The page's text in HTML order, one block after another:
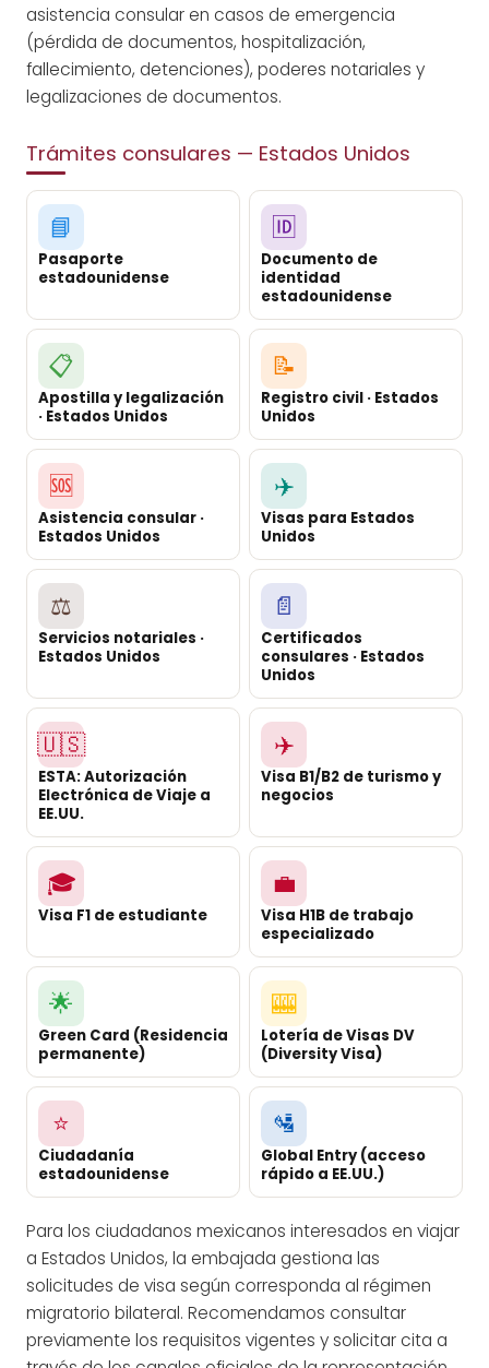
asistencia consular en casos de emergencia
(pérdida de documentos, hospitalización,
fallecimiento, detenciones), poderes notariales y
legalizaciones de documentos.
Trámites consulares — Estados Unidos
📘
Pasaporte
estadounidense
🆔
Documento de
identidad
estadounidense
📋
Apostilla y legalización
· Estados Unidos
📝
Registro civil · Estados
Unidos
🆘
Asistencia consular ·
Estados Unidos
✈️
Visas para Estados
Unidos
⚖️
Servicios notariales ·
Estados Unidos
📄
Certificados
consulares · Estados
Unidos
🇺🇸
ESTA: Autorización
Electrónica de Viaje a
EE.UU.
✈️
Visa B1/B2 de turismo y
negocios
🎓
Visa F1 de estudiante
💼
Visa H1B de trabajo
especializado
🌟
Green Card (Residencia
permanente)
🎰
Lotería de Visas DV
(Diversity Visa)
⭐
Ciudadanía
estadounidense
🛂
Global Entry (acceso
rápido a EE.UU.)
Para los ciudadanos mexicanos interesados en viajar
a Estados Unidos, la embajada gestiona las
solicitudes de visa según corresponda al régimen
migratorio bilateral. Recomendamos consultar
previamente los requisitos vigentes y solicitar cita a